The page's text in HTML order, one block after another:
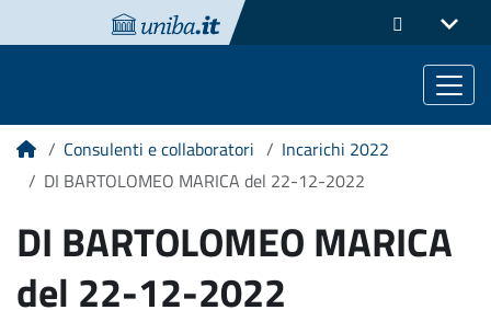
HomeConsulenti e collaboratori
Incarichi 2022
DI BARTOLOMEO MARICA del 22-12-2022
DI BARTOLOMEO MARICA
del 22-12-2022